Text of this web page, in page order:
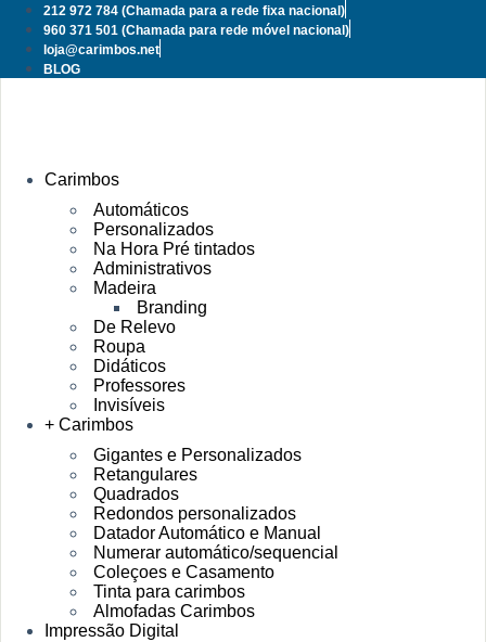
Pular
para
conteúdo
212 972 784 (Chamada para a rede fixa nacional)
960 371 501 (Chamada para rede móvel nacional)
loja@carimbos.net
BLOG
Carimbos
Automáticos
Personalizados
Na Hora Pré tintados
Administrativos
Madeira
Branding
De Relevo
Roupa
Didáticos
Professores
Invisíveis
+ Carimbos
Gigantes e Personalizados
Retangulares
Quadrados
Redondos personalizados
Datador Automático e Manual
Numerar automático/sequencial
Coleçoes e Casamento
Tinta para carimbos
Almofadas Carimbos
Impressão Digital